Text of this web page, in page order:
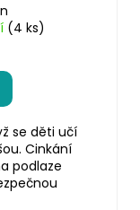
(4 ks)
se děti učí
Cinkání
podlaze